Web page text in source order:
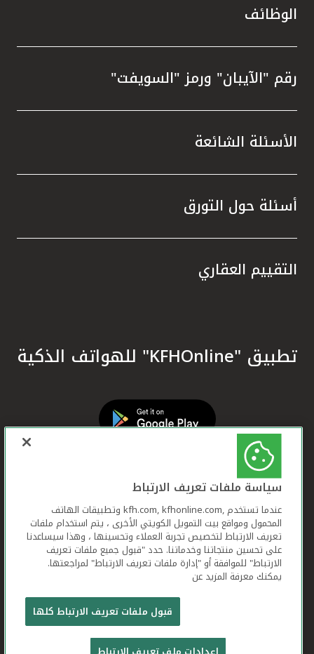
الوظائف
رقم "الآيبان" ورمز "السويفت"
الأسئلة الشائعة
أسئلة حول التورق
التقييم العقاري
تطبيق "KFHOnline" للهواتف الذكية
بيت التمويل الكويتي جميع الحقوق محفوظة © 2026
شروط وأحكام استخدام الموقع الإلكتروني
سياسة ملفات تعريف الارتباط
عندما تستخدم ,kfh.com, kfhonline.com وتطبيقات الهاتف
المحمول ومواقع بيت التمويل الكويتي الأخرى ، يتم استخدام ملفات
تعريف الارتباط لتخصيص تجربة العملاء وتحسينها ، وهذا سيساعدنا
على تحسين منتجاتنا وخدماتنا. حدد "قبول جميع ملفات تعريف
الارتباط" للموافقة أو "إدارة ملفات تعريف الارتباط" لمراجعتها.
يمكنك معرفة المزيد عن
قبول ملفات تعريف الارتباط كلها